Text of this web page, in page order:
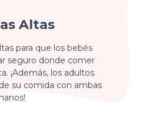
Altas
para que los bebés
seguro donde comer
¡Además, los adultos
su comida con ambas